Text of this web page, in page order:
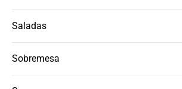
Saladas
Sobremesa